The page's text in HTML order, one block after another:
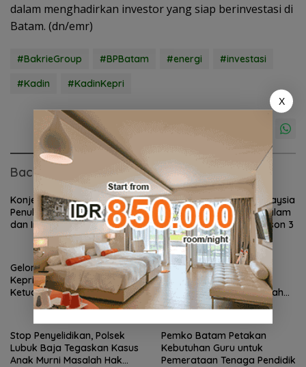
dalam menghadirkan investor yang siap berinvestasi di
Batam. (dn/emr)
#BakrieGroup #BPBatam #energi
#investasi
#Kadin
#KadinKepri
Baca Juga
Konjen RI Johor Dukung
Penuh Family Rally Wisata
dan International Soccer
Batam Cup 2026
Ratusan Wisatawan Malaysia
Bakal Jelajahi Batam dalam
Family Rally Wisata Season 3
Gelombang Mundur dari PWI
Kepri Berlanjut, Socrates
Ketua Pertama Periode
2004–2008 Ikut Tinggalkan
BP Batam Perkuat
Transparansi Layanan
Pertanahan, Alokasi Tanah
Reguler Segera Hadir Melalui
Stop Penyelidikan, Polsek
Lubuk Baja Tegaskan Kasus
Anak Murni Masalah Hak
Pemko Batam Petakan
Kebutuhan Guru untuk
Pemerataan Tenaga Pendidik
X